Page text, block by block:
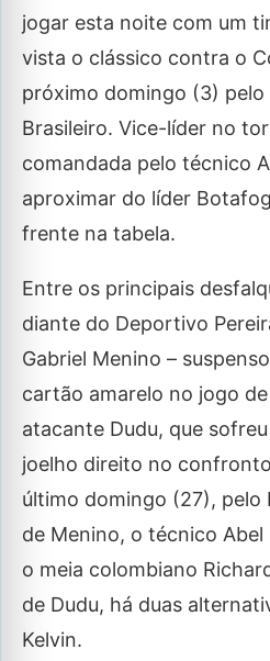
jogar esta noite com um
vista o clássico contra o
próximo domingo (3) pelo
Brasileiro. Vice-líder no
comandada pelo técnico
aproximar do líder
frente na tabela.
Entre os principais
diante do Deportivo
Gabriel Menino –
cartão amarelo no jogo
atacante Dudu, que
joelho direito no
último domingo (27), pelo
de Menino, o técnico
o meia colombiano
de Dudu, há duas
Kelvin.